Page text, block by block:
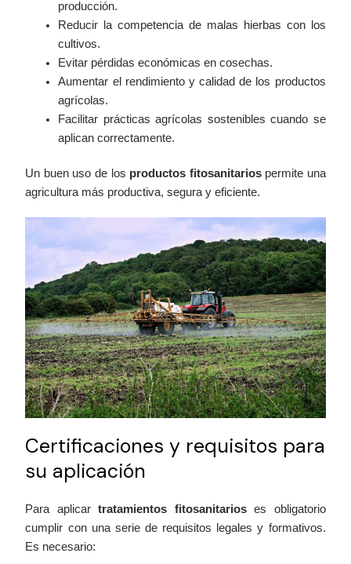
producción.
Reducir la competencia de malas hierbas con los
cultivos.
Evitar pérdidas económicas en cosechas.
Aumentar el rendimiento y calidad de los productos
agrícolas.
Facilitar prácticas agrícolas sostenibles cuando se
aplican correctamente.
Un buen uso de los productos fitosanitariospermite una
agricultura más productiva, segura y eficiente.
Certificaciones y requisitos para
su aplicación
Para aplicartratamientos fitosanitarioses obligatorio
cumplir con una serie de requisitos legales y formativos.
Es necesario: